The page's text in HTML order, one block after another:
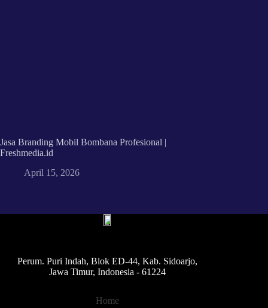
Jasa Branding Mobil Bombana Profesional |
Freshmedia.id
April 15, 2026
Perum. Puri Indah, Blok ED-44, Kab. Sidoarjo,
Jawa Timur, Indonesia - 61224
Home